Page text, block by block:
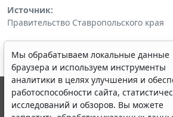
Источник:
Правительство Ставропольского края
Мы обрабатываем локальные данные
браузера и используем инструменты
аналитики в целях улучшения и
работоспособности сайта,
исследований и обзоров. Вы можете
© ООО "НПП "ГАРАНТ-СЕРВИС", 2026.
выпускается с 1990 года. Компания